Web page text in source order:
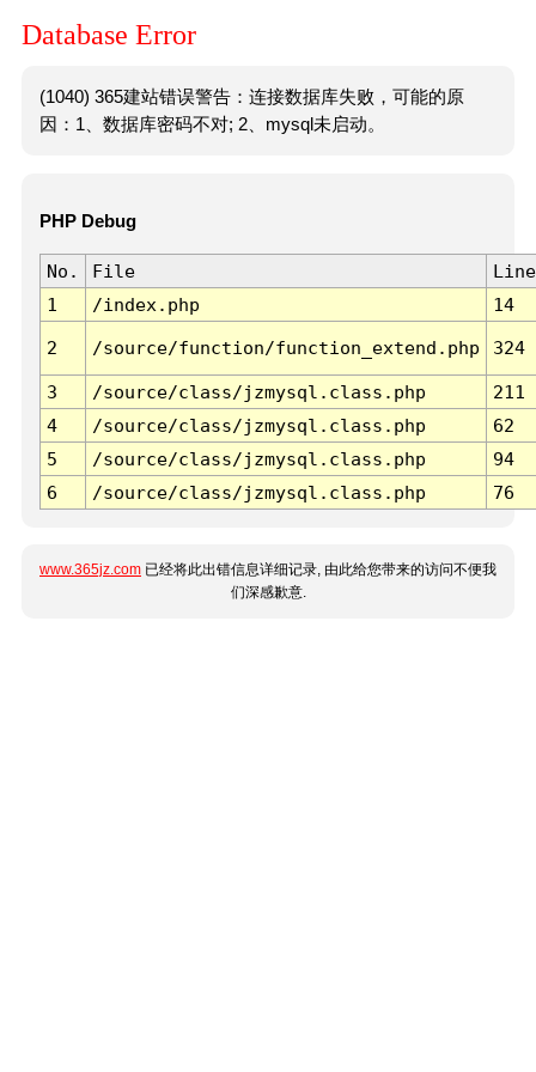
Database Error
(1040) 365建站错误警告：连接数据库失败，可能的原
因：1、数据库密码不对; 2、mysql未启动。
PHP Debug
No. File
Line
1
/index.php 14
2 /source/function/function_extend.php 324
3 /source/class/jzmysql.class.php
211
4
/source/class/jzmysql.class.php
62
5
/source/class/jzmysql.class.php
94
6
/source/class/jzmysql.class.php 76
www.365jz.com 已经将此出错信息详细记录, 由此给您带来的访问不便我
们深感歉意.